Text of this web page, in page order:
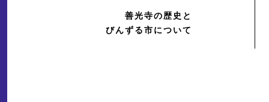
善光寺の歴史と
びんずる市について